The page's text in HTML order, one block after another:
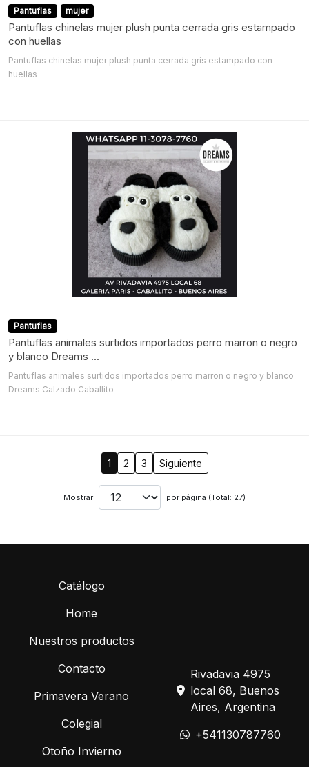
Pantuflas mujer
Pantuflas chinelas mujer plush punta cerrada gris estampado
con huellas
Pantuflas chinelas mujer plush punta cerrada gris estampado con
huellas
Pantuflas
Pantuflas animales surtidos importados perro marron o negro
y blanco Dreams ...
Pantuflas animales surtidos importados perro marron o negro y blanco
Dreams Calzado Caballito
1 2 3 Siguiente
Mostrar por página (Total: 27)
Catálogo
Home
Nuestros productos
Contacto
Primavera Verano
Colegial
Otoño Invierno
Rivadavia 4975
local 68, Buenos
Aires, Argentina
+541130787760